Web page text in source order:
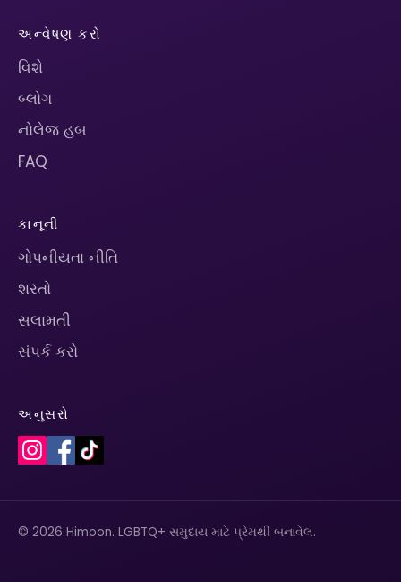
અન્વેષણ કરો
વિશે
બ્લોગ
નોલેજ હબ
FAQ
કાનૂની
ગોપનીયતા નીતિ
શરતો
સલામતી
સંપર્ક કરો
અનુસરો
© 2026 Himoon. LGBTQ+ સમુદાય માટે પ્રેમથી બનાવેલ.